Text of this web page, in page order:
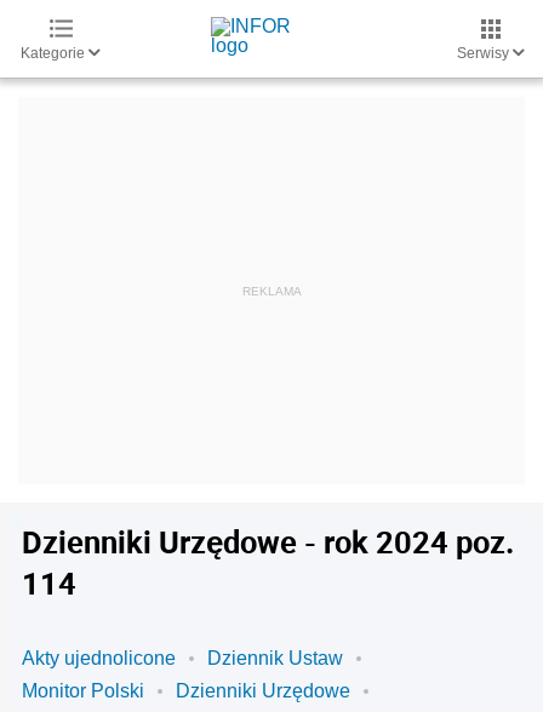
Kategorie Serwisy
Dzienniki Urzędowe - rok 2024 poz.
114
Akty ujednolicone
Dziennik Ustaw
Monitor Polski
Dzienniki Urzędowe